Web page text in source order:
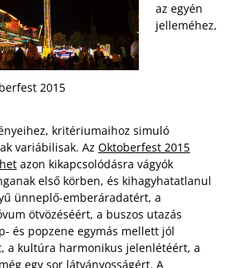
2015
az egyén
jelleméhez,
kritériumaihoz simuló
variábilisak. Az Oktoberfest 2015
azon kikapcsolódásra vágyók
első körben, és kihagyhatatlanul
ünneplő-emberáradatért, a
ötvözéséért, a buszos utazás
és popzene egymás mellett jól
a kultúra harmonikus jelenlétéért, a
egy sor látványosságért. A